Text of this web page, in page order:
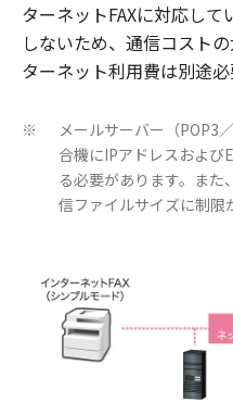
ターネットFAXに対応し
しないため、通信コスト
ターネット利用費は別途必
※
メールサーバー（POP3
合機にIPアドレスおよび
る必要があります。また
信ファイルサイズに制限